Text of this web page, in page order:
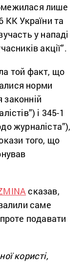
лише
КК України та
у нападі
акції”.
той факт, що
норми
і 345-1
журналіста”),
того, що
сказав,
саме
подавати
користі,